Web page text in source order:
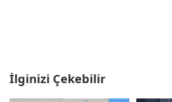
İlginizi Çekebilir